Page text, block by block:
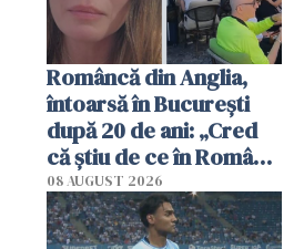
Româncă din Anglia,
întoarsă în București
după 20 de ani: „Cred
că știu de ce în România
se trăiește mai bine ca
în Anglia. E schimbat"
08 AUGUST 2026